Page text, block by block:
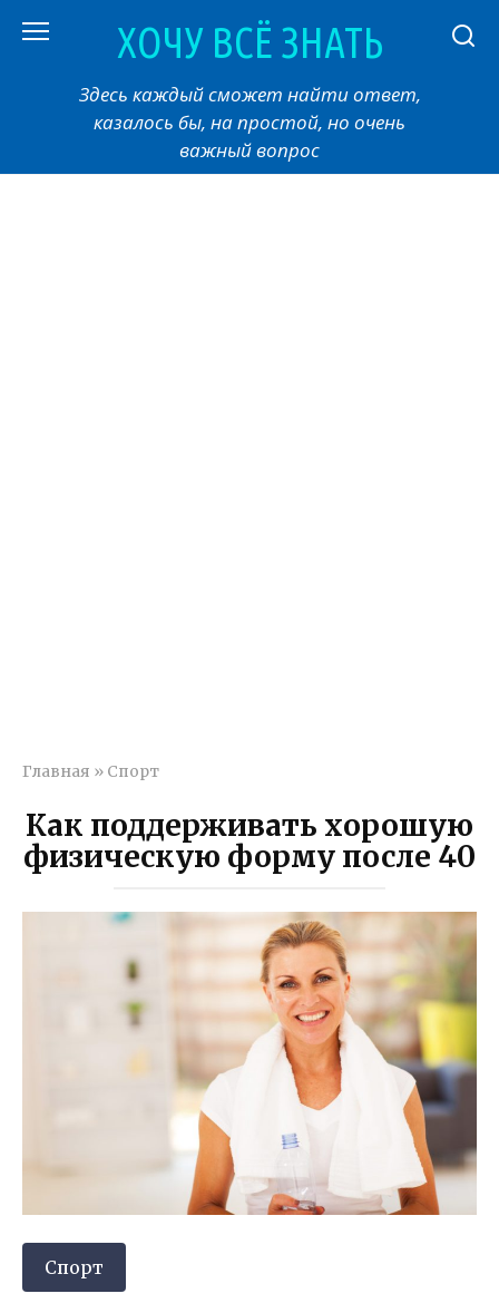
ХОЧУ ВСЁ ЗНАТЬ
Здесь каждый сможет найти ответ,
казалось бы, на простой, но очень
важный вопрос
Главная » Спорт
Как поддерживать хорошую
физическую форму после 40
Спорт